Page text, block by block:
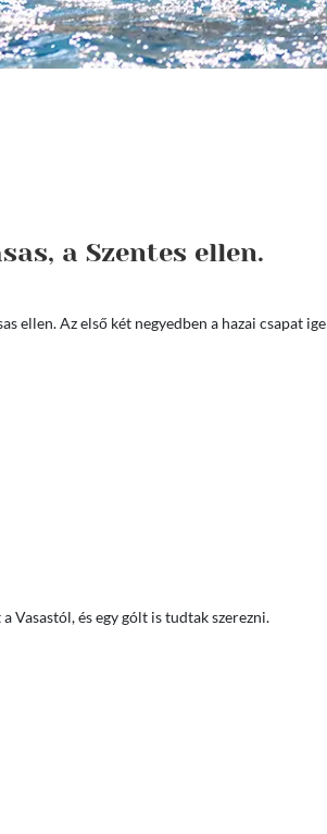
a Szentes ellen.
ellen. Az első két negyedben a hazai csapat
Vasastól, és egy gólt is tudtak szerezni.